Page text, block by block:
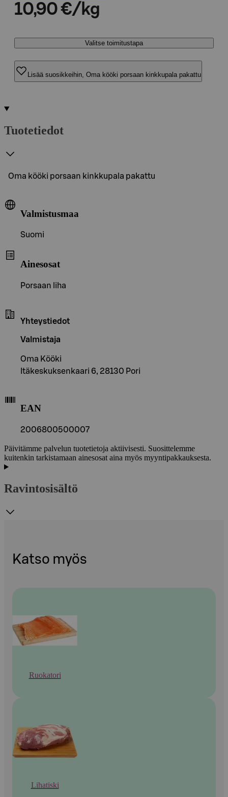
10,90 €/kg
Valitse toimitustapa
Lisää suosikkeihin, Oma kööki porsaan kinkkupala pakattu
Tuotetiedot
Oma kööki porsaan kinkkupala pakattu
Valmistusmaa
Suomi
Ainesosat
Porsaan liha
Yhteystiedot
Valmistaja
Oma Kööki
Itäkeskuksenkaari 6, 28130 Pori
EAN
2006800500007
Päivitämme palvelun tuotetietoja aktiivisesti. Suosittelemme
kuitenkin tarkistamaan ainesosat aina myös myyntipakkauksesta.
Ravintosisältö
Katso myös
Ruokatori
Lihatiski